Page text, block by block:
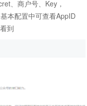
、商户号、Key，
本配置中可查看AppID
到